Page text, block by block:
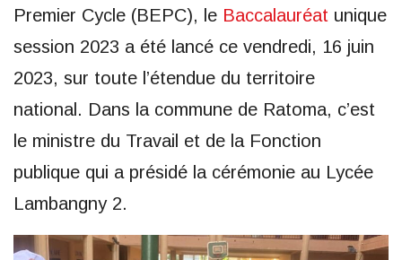
Premier Cycle (BEPC), le Baccalauréat unique
session 2023 a été lancé ce vendredi, 16 juin
2023, sur toute l’étendue du territoire
national. Dans la commune de Ratoma, c’est
le ministre du Travail et de la Fonction
publique qui a présidé la cérémonie au Lycée
Lambangny 2.